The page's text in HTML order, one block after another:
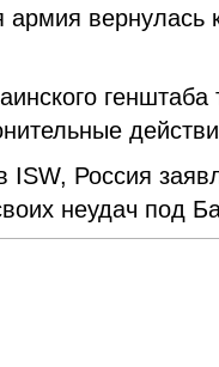
армия вернулась
Россия
неудач под